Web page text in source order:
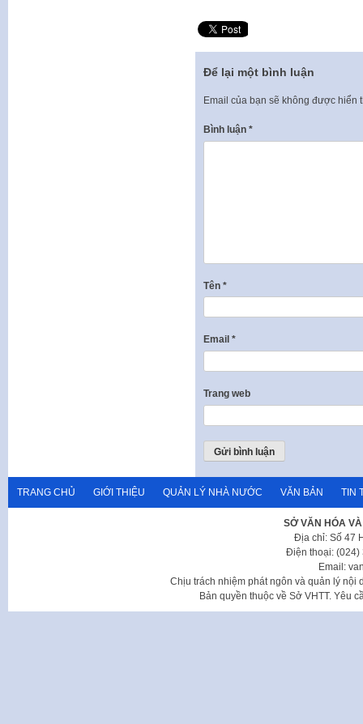
Để lại một bình luận
Email của bạn sẽ không được hiển
Bình luận *
Tên *
Email *
Trang web
TRANG CHỦ GIỚI THIỆU QUẢN LÝ NHÀ NƯỚC VĂN BẢN TIN
SỞ VĂN HÓA
Địa chỉ: Số 47
Điện thoại: (024)
Email:
Chịu trách nhiệm phát ngôn và quản lý nội
Bản quyền thuộc về Sở VHTT. Yêu